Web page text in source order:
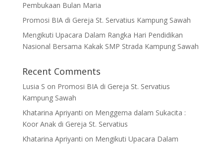
Pembukaan Bulan Maria
Promosi BIA di Gereja St. Servatius Kampung Sawah
Mengikuti Upacara Dalam Rangka Hari Pendidikan
Nasional Bersama Kakak SMP Strada Kampung Sawah
Recent Comments
Lusia S on Promosi BIA di Gereja St. Servatius
Kampung Sawah
Khatarina Apriyanti on Menggema dalam Sukacita :
Koor Anak di Gereja St. Servatius
Khatarina Apriyanti on Mengikuti Upacara Dalam